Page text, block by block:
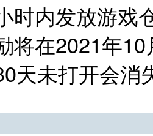
时内发放游戏
将在2021年
天未打开会消